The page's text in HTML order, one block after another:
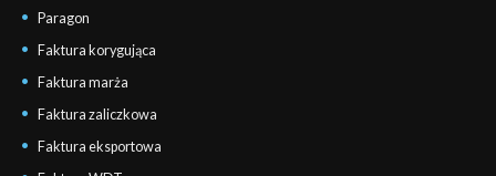
Paragon
Faktura korygująca
Faktura marża
Faktura zaliczkowa
Faktura eksportowa